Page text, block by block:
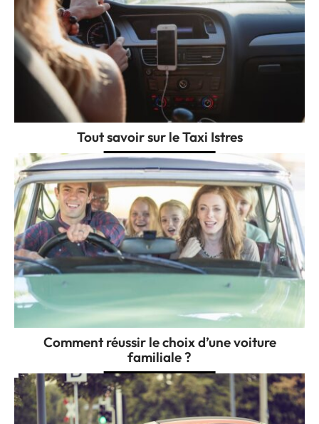
Tout savoir sur le Taxi Istres
Comment réussir le choix d’une voiture
familiale ?